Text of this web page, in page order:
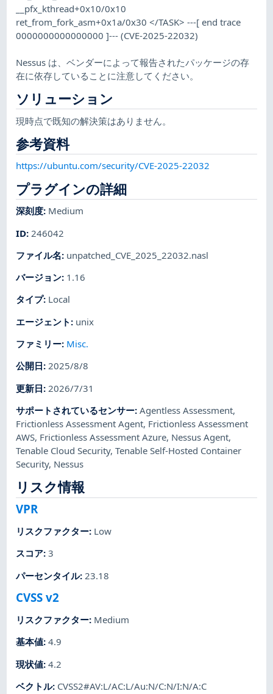
__pfx_kthread+0x10/0x10
ret_from_fork_asm+0x1a/0x30 </TASK> ---[ end trace
0000000000000000 ]--- (CVE-2025-22032)
Nessus は、ベンダーによって報告されたパッケージの存
在に依存していることに注意してください。
ソリューション
現時点で既知の解決策はありません。
参考資料
https://ubuntu.com/security/CVE-2025-22032
プラグインの詳細
深刻度: Medium
ID: 246042
ファイル名: unpatched_CVE_2025_22032.nasl
バージョン: 1.16
タイプ: Local
エージェント : unix
ファミリー: Misc.
公開日:2025/8/8
更新日: 2026/7/31
サポートされているセンサー:Agentless Assessment,
Frictionless Assessment Agent, Frictionless Assessment
AWS, Frictionless Assessment Azure, Nessus Agent,
Tenable Cloud Security,Tenable Self-Hosted Container
Security, Nessus
リスク情報
VPR
リスクファクター: Low
スコア:3
パーセンタイル: 23.18
CVSS v2
リスクファクター: Medium
基本値:4.9
現状値:4.2
ベクトル: CVSS2#AV:L/AC:L/Au:N/C:N/I:N/A:C